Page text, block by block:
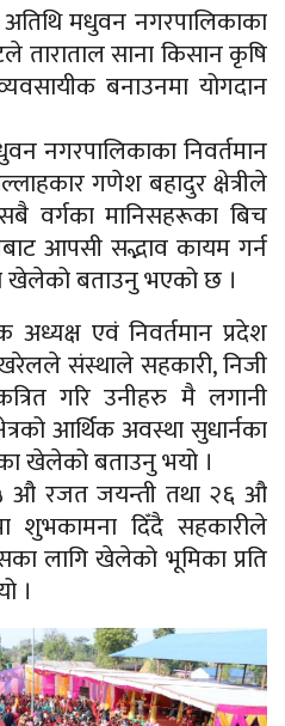
मधुवन नगरपालिकाका
तारातालसाना किसान कृषि
बनाउनमा योगदान
नगरपालिकाका निवर्तमान
गणेश बहादुर क्षेत्रीले
वर्गका मानिसहरूका बिच
आपसी सद्भाव कायम गर्न
बताउनु भएको छ ।
एवं निवर्तमान प्रदेश
संस्थाले सहकारी, निजी
गरि उनीहरु मै लगानी
आर्थिक अवस्था सुधार्नका
खेलेको बताउनु भयो ।
औ रजत जयन्ती तथा २६ औ
शुभकामना दिँदै सहकारीले
लागि खेलेको भूमिका प्रति
।